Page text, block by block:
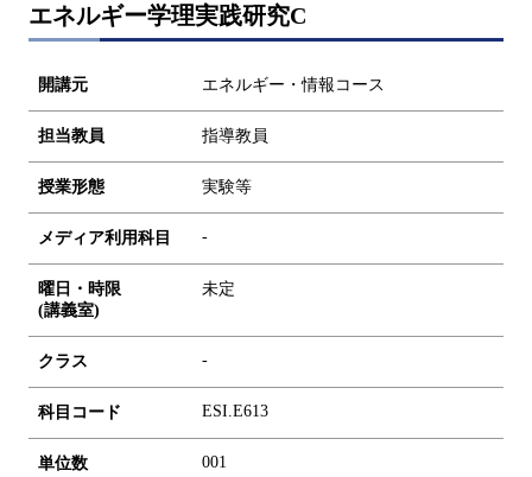
エネルギー学理実践研究C
開講元 エネルギー・情報コース
担当教員 指導教員
授業形態 実験等
メディア利用科目 -
曜日・時限
(講義室)
未定
クラス -
科目コード ESI.E613
単位数 001